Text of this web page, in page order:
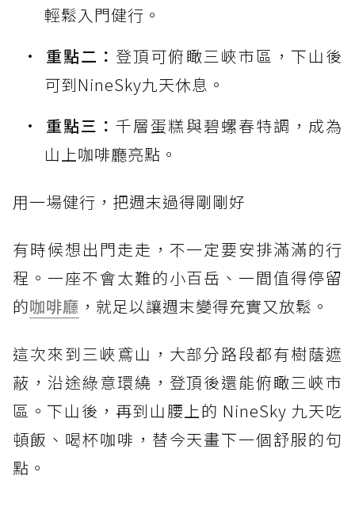
輕鬆入門健行。
重點二： 登頂可俯瞰三峽市區，下山後
可到NineSky九天休息。
重點三：千層蛋糕與碧螺春特調，成為
山上咖啡廳亮點。
用一場健行，把週末過得剛剛好
有時候想出門走走，不一定要安排滿滿的行
程。一座不會太難的小百岳、一間值得停留
的咖啡廳 ，就足以讓週末變得充實又放鬆。
這次來到三峽鳶山，大部分路段都有樹蔭遮
蔽，沿途綠意環繞，登頂後還能俯瞰三峽市
區。下山後，再到山腰上的 NineSky 九天吃
頓飯、喝杯咖啡，替今天畫下一個舒服的句
點。